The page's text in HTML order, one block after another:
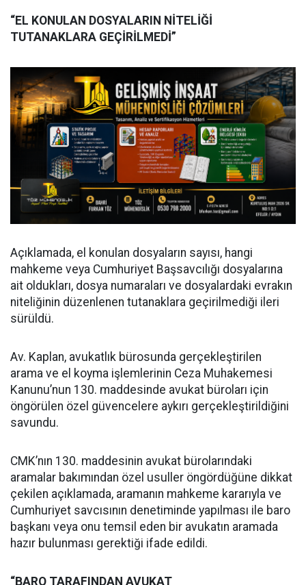
“EL KONULAN DOSYALARIN NİTELİĞİ
TUTANAKLARA GEÇİRİLMEDİ”
Açıklamada, el konulan dosyaların sayısı, hangi
mahkeme veya Cumhuriyet Başsavcılığı dosyalarına
ait oldukları, dosya numaraları ve dosyalardaki evrakın
niteliğinin düzenlenen tutanaklara geçirilmediği ileri
sürüldü.
Av. Kaplan, avukatlık bürosunda gerçekleştirilen
arama ve el koyma işlemlerinin Ceza Muhakemesi
Kanunu’nun 130. maddesinde avukat büroları için
öngörülen özel güvencelere aykırı gerçekleştirildiğini
savundu.
CMK’nın 130. maddesinin avukat bürolarındaki
aramalar bakımından özel usuller öngördüğüne dikkat
çekilen açıklamada, aramanın mahkeme kararıyla ve
Cumhuriyet savcısının denetiminde yapılması ile baro
başkanı veya onu temsil eden bir avukatın aramada
hazır bulunması gerektiği ifade edildi.
“BARO TARAFINDAN AVUKAT